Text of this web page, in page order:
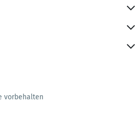
vorbehalten